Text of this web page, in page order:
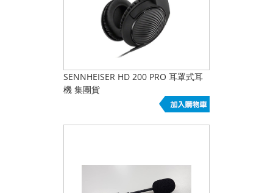
SENNHEISER HD 200 PRO 耳罩式耳
機 集團貨